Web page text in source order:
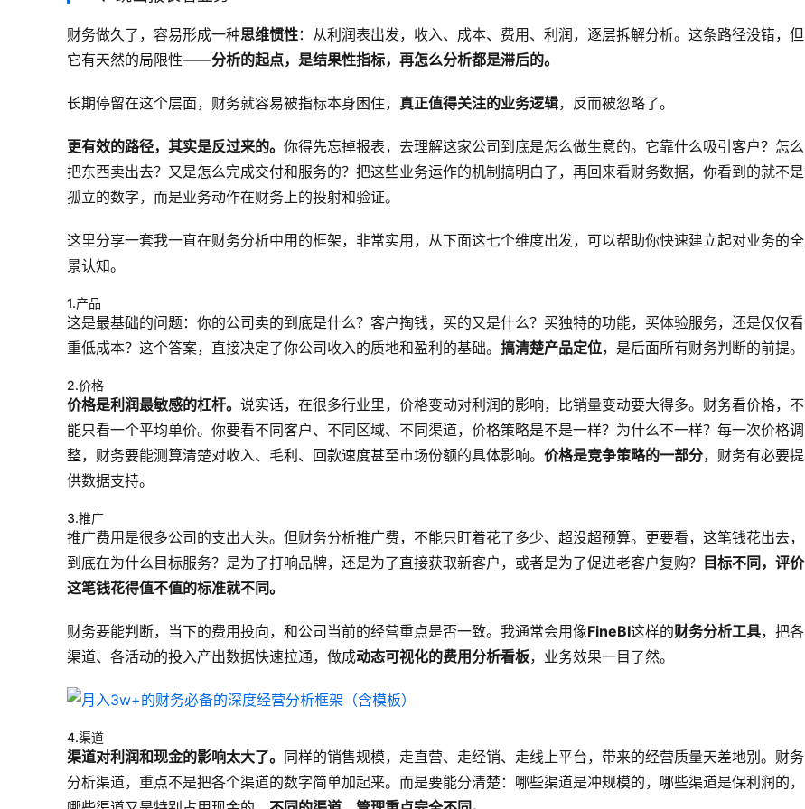
财务做久了，容易形成一种思维惯性：从利润表出发，收入、成本、费用、利润，逐层拆解分析。这条路径没错，但
它有天然的局限性——分析的起点，是结果性指标，再怎么分析都是滞后的。
长期停留在这个层面，财务就容易被指标本身困住， 真正值得关注的业务逻辑，反而被忽略了。
更有效的路径，其实是反过来的。 你得先忘掉报表，去理解这家公司到底是怎么做生意的。它靠什么吸引客户？怎么
把东西卖出去？又是怎么完成交付和服务的？把这些业务运作的机制搞明白了，再回来看财务数据，你看到的就不是
孤立的数字，而是业务动作在财务上的投射和验证。
这里分享一套我一直在财务分析中用的框架，非常实用，从下面这七个维度出发，可以帮助你快速建立起对业务的全
景认知。
1.产品
这是最基础的问题：你的公司卖的到底是什么？客户掏钱，买的又是什么？买独特的功能，买体验服务，还是仅仅看
重低成本？这个答案，直接决定了你公司收入的质地和盈利的基础。 搞清楚产品定位，是后面所有财务判断的前提。
2.价格
价格是利润最敏感的杠杆。 说实话，在很多行业里，价格变动对利润的影响，比销量变动要大得多。财务看价格，不
能只看一个平均单价。你要看不同客户、不同区域、不同渠道，价格策略是不是一样？为什么不一样？每一次价格调
整，财务要能测算清楚对收入、毛利、回款速度甚至市场份额的具体影响。 价格是竞争策略的一部分，财务有必要提
供数据支持。
3.推广
推广费用是很多公司的支出大头。但财务分析推广费，不能只盯着花了多少、超没超预算。更要看，这笔钱花出去，
到底在为什么目标服务？是为了打响品牌，还是为了直接获取新客户，或者是为了促进老客户复购？ 目标不同，评价
这笔钱花得值不值的标准就不同。
财务要能判断，当下的费用投向，和公司当前的经营重点是否一致。我通常会用像FineBI这样的财务分析工具，把各
渠道、各活动的投入产出数据快速拉通，做成动态可视化的费用分析看板，业务效果一目了然。
4.渠道
渠道对利润和现金的影响太大了。 同样的销售规模，走直营、走经销、走线上平台，带来的经营质量天差地别。财务
分析渠道，重点不是把各个渠道的数字简单加起来。而是要能分清楚：哪些渠道是冲规模的，哪些渠道是保利润的，